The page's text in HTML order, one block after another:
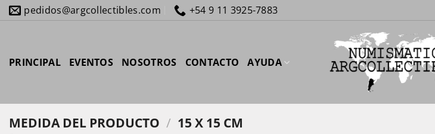
Saltar
al
pedidos@argcollectibles.com +54 9 11 3925-7883
PRINCIPAL EVENTOS NOSOTROS CONTACTO AYUDA
MEDIDA DEL PRODUCTO / 15 X 15 CM